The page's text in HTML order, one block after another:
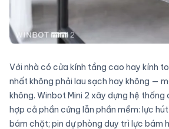
Với nhà có cửa kính tầng cao hay kính
nhất không phải lau sạch hay không —
không. Winbot Mini 2 xây dựng hệ
hợp cả phần cứng lẫn phần mềm: lực
bám chặt; pin dự phòng duy trì lực bám